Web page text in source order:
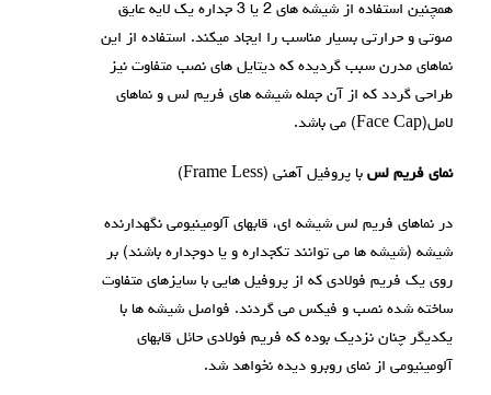
همچنین استفاده از شیشه های 2 یا 3 جداره یک لایه عایق
صوتی و حرارتی بسیار مناسب را ایجاد میکند. استفاده از این
نماهای مدرن سبب گردیده که دیتایل های نصب متفاوت نیز
طراحی گردد که از آن جمله شيشه های فريم لس و نماهای
لامل(Face Cap) می باشد.
نمای فريم لس با پروفیل آهنی (Frame Less)
در نماهای فریم لس شیشه ای، قابهای آلومینیومی نگهدارنده
شیشه (شیشه ها می توانند تکجداره و یا دوجداره باشند) بر
روی یک فریم فولادی که از پروفیل هایی با سایزهای متفاوت
ساخته شده نصب و فیکس می گردند. فواصل شیشه ها با
یکدیگر چنان نزدیک بوده که فریم فولادی حائل قابهای
آلومینیومی از نمای روبرو دیده نخواهد شد.